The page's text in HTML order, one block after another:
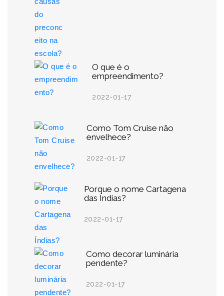
O que é o
empreendimento?
2022-01-17
Como Tom Cruise não
envelhece?
2022-01-17
Porque o nome Cartagena
das Índias?
2022-01-17
Como decorar luminária
pendente?
2022-01-17